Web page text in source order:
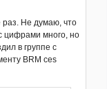
раз. Не думаю, что
цифрами много, но
в группе с
BRM ces